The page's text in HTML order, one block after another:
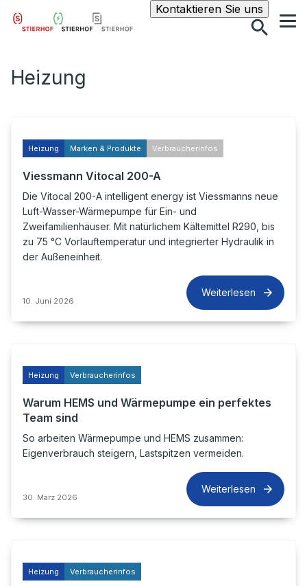
Kontaktieren Sie unsSuche
Heizung
Heizung Marken & Produkte Verbraucherinfos
Viessmann Vitocal 200-A
Die Vitocal 200-A intelligent energy ist Viessmanns neue
Luft-Wasser-Wärmepumpe für Ein- und
Zweifamilienhäuser. Mit natürlichem Kältemittel R290, bis
zu 75 °C Vorlauftemperatur und integrierter Hydraulik in
der Außeneinheit.
10. Juni 2026
Weiterlesen
Heizung Verbraucherinfos
Warum HEMS und Wärmepumpe ein perfektes
Team sind
So arbeiten Wärmepumpe und HEMS zusammen:
Eigenverbrauch steigern, Lastspitzen vermeiden.
30. März 2026
Weiterlesen
Heizung Verbraucherinfos